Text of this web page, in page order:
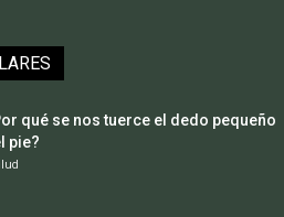
qué se nos tuerce el dedo pequeño
pie?